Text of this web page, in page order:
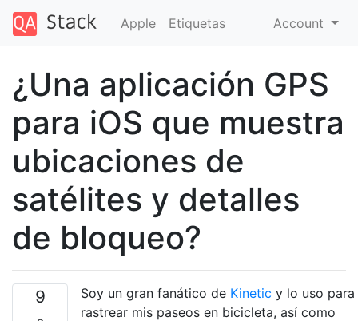
Apple Etiquetas Account
¿Una aplicación GPS
para iOS que muestra
ubicaciones de
satélites y detalles
de bloqueo?
9 Soy un gran fanático de Kinetic y lo uso para
rastrear mis paseos en bicicleta, así como